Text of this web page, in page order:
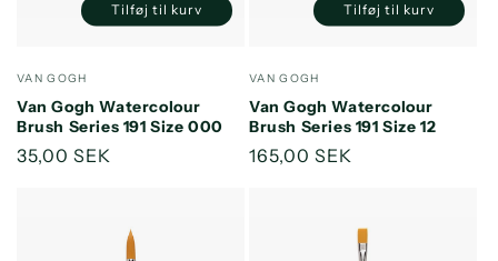
Forhandler:
VAN GOGH
Van Gogh Watercolour
Brush Series 191 Size 000
Normalpris
35,00 SEK
Reducer
Title
Øg
Title
Tilføj til kurv
Forhandler:
VAN GOGH
Van Gogh Watercolour
Brush Series 191 Size 12
Normalpris
165,00 SEK
Reducer
Title
Øg
Title
Tilføj til kurv